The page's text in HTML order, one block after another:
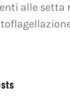
alle setta